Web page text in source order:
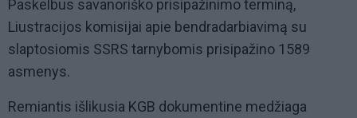
Paskelbus savanoriško prisipažinimo terminą,
Liustracijos komisijai apie bendradarbiavimą su
slaptosiomis SSRS tarnybomis prisipažino 1589
asmenys.
Remiantis išlikusia KGB dokumentine medžiaga